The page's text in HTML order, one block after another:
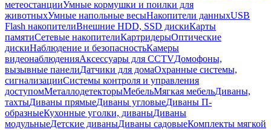
метеостанцииУмные кормушки и поилки для
животныхУмные напольные весыНакопители данныхUSB
Flash накопителиВнешние HDD, SSD дискиКарты
памятиСетевые накопителиКартридерыОптические
дискиНаблюдение и безопасностьКамеры
видеонаблюденияАксессуары для CCTVДомофоны,
вызывные панелиДатчики для домаОхранные системы,
сигнализацииСистемы контроля и управления
доступомМеталлодетекторыМебельМягкая мебельДиваны,
тахтыДиваны прямыеДиваны угловыеДиваны П-
образныеКухонные уголки, диваныДиваны
модульныеДетские диваныДиваны садовыеКомплекты мягкой